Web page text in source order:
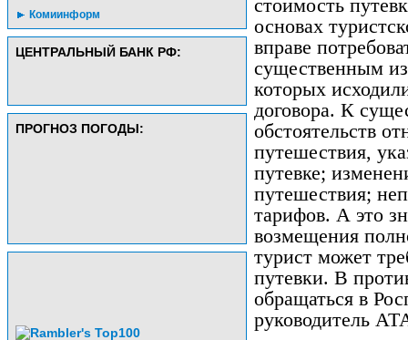
Комиинформ
ЦЕНТРАЛЬНЫЙ БАНК РФ:
ПРОГНОЗ ПОГОДЫ:
стоимость
основах
вправе
существенным
которых
договора. К
обстоятельств
путешествия,
путевке;
путешествия;
тарифов. А это
возмещения
турист может
путевки. В
обращаться в
руководитель